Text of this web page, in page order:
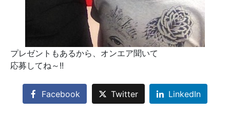
プレゼントもあるから、オンエア聞いて
応募してね～!!
Facebook Twitter LinkedIn